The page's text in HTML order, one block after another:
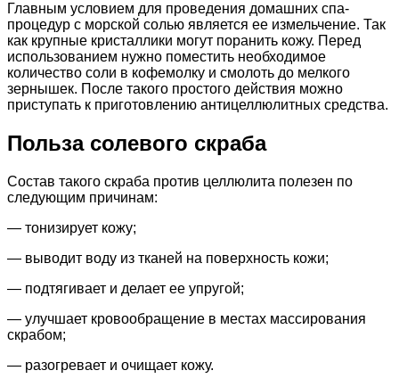
Главным условием для проведения домашних спа-
процедур с морской солью является ее измельчение. Так
как крупные кристаллики могут поранить кожу. Перед
использованием нужно поместить необходимое
количество соли в кофемолку и смолоть до мелкого
зернышек. После такого простого действия можно
приступать к приготовлению антицеллюлитных средства.
Польза солевого скраба
Состав такого скраба против целлюлита полезен по
следующим причинам:
— тонизирует кожу;
— выводит воду из тканей на поверхность кожи;
— подтягивает и делает ее упругой;
— улучшает кровообращение в местах массирования
скрабом;
— разогревает и очищает кожу.